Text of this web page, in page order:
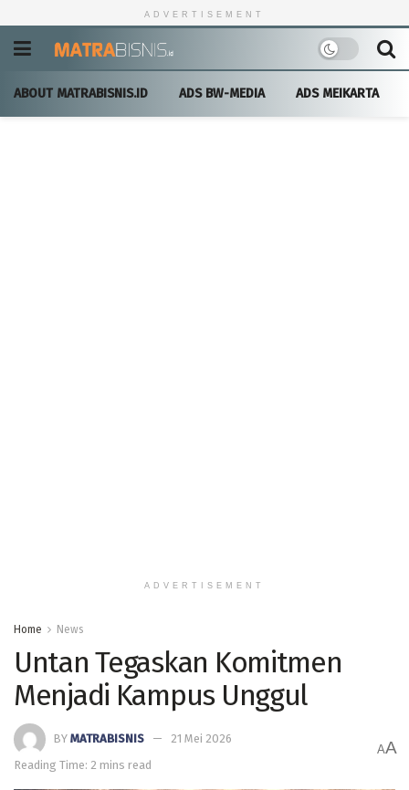
ADVERTISEMENT
ABOUT MATRABISNIS.ID ADS BW-MEDIA ADS MEIKARTA
ADVERTISEMENT
Home News
Untan Tegaskan Komitmen
Menjadi Kampus Unggul
BY MATRABISNIS
21 Mei 2026
Reading Time: 2 mins read
AA